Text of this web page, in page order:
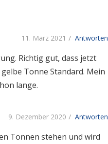
11. März 2021 Antworten
Richtig gut, dass jetzt
Tonne Standard. Mein
lange.
9. Dezember 2020 Antworten
Tonnen stehen und wird